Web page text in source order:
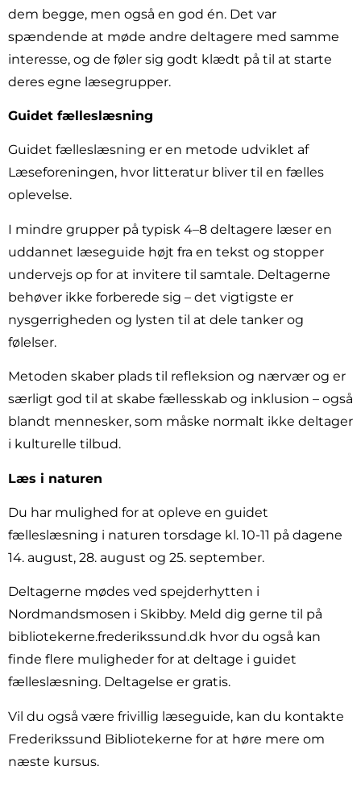
dem begge, men også en god én. Det var
spændende at møde andre deltagere med samme
interesse, og de føler sig godt klædt på til at starte
deres egne læsegrupper.
Guidet fælleslæsning
Guidet fælleslæsning er en metode udviklet af
Læseforeningen, hvor litteratur bliver til en fælles
oplevelse.
I mindre grupper på typisk 4–8 deltagere læser en
uddannet læseguide højt fra en tekst og stopper
undervejs op for at invitere til samtale. Deltagerne
behøver ikke forberede sig – det vigtigste er
nysgerrigheden og lysten til at dele tanker og
følelser.
Metoden skaber plads til refleksion og nærvær og er
særligt god til at skabe fællesskab og inklusion – også
blandt mennesker, som måske normalt ikke deltager
i kulturelle tilbud.
Læs i naturen
Du har mulighed for at opleve en guidet
fælleslæsning i naturen torsdage kl. 10-11 på dagene
14. august, 28. august og 25. september.
Deltagerne mødes ved spejderhytten i
Nordmandsmosen i Skibby. Meld dig gerne til på
bibliotekerne.frederikssund.dk hvor du også kan
finde flere muligheder for at deltage i guidet
fælleslæsning. Deltagelse er gratis.
Vil du også være frivillig læseguide, kan du kontakte
Frederikssund Bibliotekerne for at høre mere om
næste kursus.